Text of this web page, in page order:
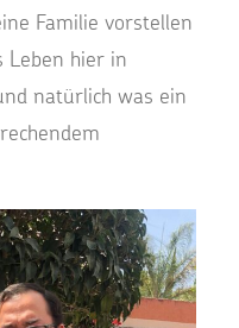
Familie vorstellen
Leben hier in
natürlich was ein